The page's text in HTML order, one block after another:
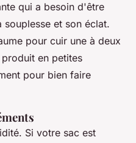
qui a besoin d'être
et son éclat.
pour cuir une à deux
en petites
pour bien faire
Si votre sac est